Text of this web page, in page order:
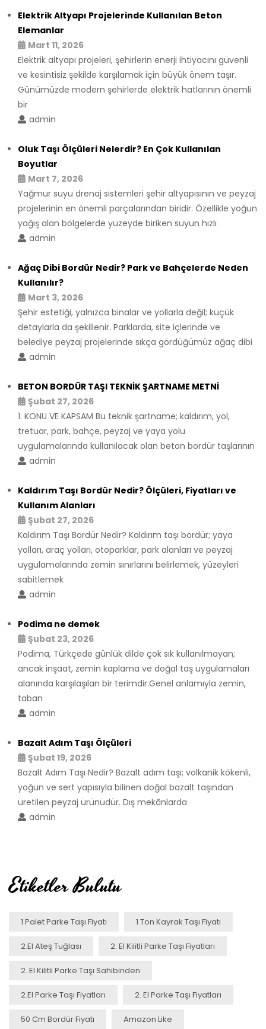
Elektrik Altyapı Projelerinde Kullanılan Beton
Elemanlar
Mart 11, 2026
Elektrik altyapı projeleri, şehirlerin enerji ihtiyacını güvenli
ve kesintisiz şekilde karşılamak için büyük önem taşır.
Günümüzde modern şehirlerde elektrik hatlarının önemli
bir
admin
Oluk Taşı Ölçüleri Nelerdir? En Çok Kullanılan
Boyutlar
Mart 7, 2026
Yağmur suyu drenaj sistemleri şehir altyapısının ve peyzaj
projelerinin en önemli parçalarından biridir. Özellikle yoğun
yağış alan bölgelerde yüzeyde biriken suyun hızlı
admin
Ağaç Dibi Bordür Nedir? Park ve Bahçelerde Neden
Kullanılır?
Mart 3, 2026
Şehir estetiği, yalnızca binalar ve yollarla değil; küçük
detaylarla da şekillenir. Parklarda, site içlerinde ve
belediye peyzaj projelerinde sıkça gördüğümüz ağaç dibi
admin
BETON BORDÜR TAŞI TEKNİK ŞARTNAME METNİ
Şubat 27, 2026
1. KONU VE KAPSAM Bu teknik şartname; kaldırım, yol,
tretuar, park, bahçe, peyzaj ve yaya yolu
uygulamalarında kullanılacak olan beton bordür taşlarının
admin
Kaldırım Taşı Bordür Nedir? Ölçüleri, Fiyatları ve
Kullanım Alanları
Şubat 27, 2026
Kaldırım Taşı Bordür Nedir? Kaldırım taşı bordür; yaya
yolları, araç yolları, otoparklar, park alanları ve peyzaj
uygulamalarında zemin sınırlarını belirlemek, yüzeyleri
sabitlemek
admin
Podima ne demek
Şubat 23, 2026
Podima, Türkçede günlük dilde çok sık kullanılmayan;
ancak inşaat, zemin kaplama ve doğal taş uygulamaları
alanında karşılaşılan bir terimdir.Genel anlamıyla zemin,
taban
admin
Bazalt Adım Taşı Ölçüleri
Şubat 19, 2026
Bazalt Adım Taşı Nedir? Bazalt adım taşı; volkanik kökenli,
yoğun ve sert yapısıyla bilinen doğal bazalt taşından
üretilen peyzaj ürünüdür. Dış mekânlarda
admin
Etiketler Bulutu
1 Palet Parke Taşı Fiyatı 1 Ton Kayrak Taşı Fiyatı
2.el Ateş Tuğlası 2. El Kilitli Parke Taşı Fiyatları
2. El Kilitli Parke Taşı Sahibinden
2.el Parke Taşı Fiyatları 2. El Parke Taşı Fiyatları
50 Cm Bordür Fiyatı Amazon Like